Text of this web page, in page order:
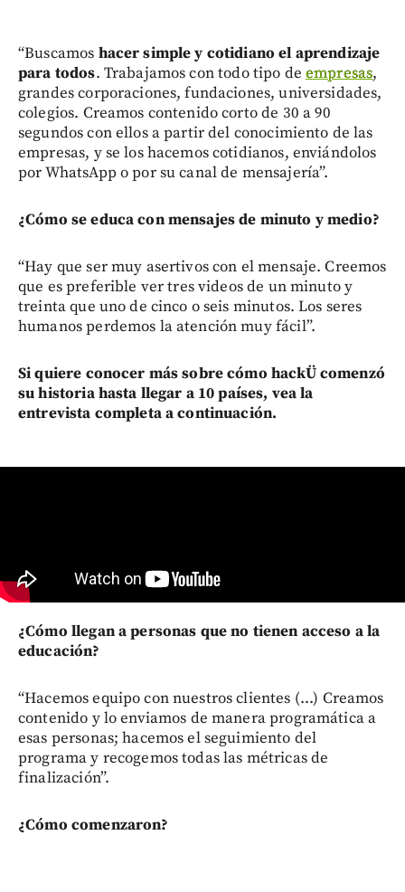
“Buscamos hacer simple y cotidiano el aprendizaje
para todos. Trabajamos con todo tipo deempresas,
grandes corporaciones, fundaciones, universidades,
colegios. Creamos contenido corto de 30 a 90
segundos con ellos a partir del conocimiento de las
empresas, y se los hacemos cotidianos, enviándolos
por WhatsApp o por su canal de mensajería”.
¿Cómo se educa con mensajes de minuto y medio?
“Hay que ser muy asertivos con el mensaje. Creemos
que es preferible ver tres videos de un minuto y
treinta que uno de cinco o seis minutos. Los seres
humanos perdemos la atención muy fácil”.
Si quiere conocer más sobre cómo hackÜ comenzó
su historia hasta llegar a 10 países, vea la
entrevista completa a continuación.
¿Cómo llegan a personas que no tienen acceso a la
educación?
“Hacemos equipo con nuestros clientes (...) Creamos
contenido y lo enviamos de manera programática a
esas personas; hacemos el seguimiento del
programa y recogemos todas las métricas de
finalización”.
¿Cómo comenzaron?